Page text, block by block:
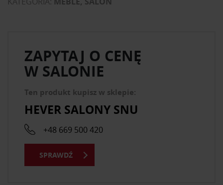
ZAPYTAJ O CENĘ
W SALONIE
Ten produkt kupisz w sklepie:
HEVER SALONY SNU
+48 669 500 420
SPRAWDŹ